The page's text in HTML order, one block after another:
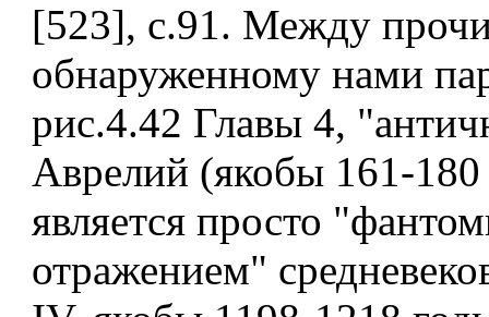
[523], с.91. Между
обнаруженному нами
рис.4.42 Главы 4,
Аврелий (якобы 161-
является просто
отражением"